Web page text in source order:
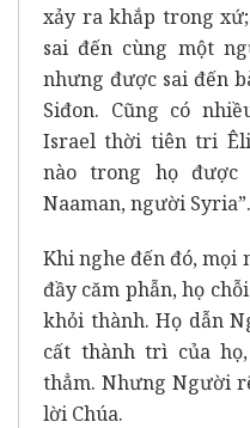
xảy ra khắp trong
sai đến cùng một
nhưng được sai đến
Siđon. Cũng có
Israel thời tiên tri
nào trong họ được
Naaman, người Syria”.
Khi nghe đến đó,
đầy căm phẫn, họ
khỏi thành. Họ dẫn
cất thành trì của
thẳm. Nhưng Người
lời Chúa.